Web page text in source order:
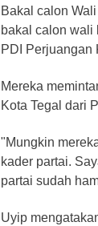
Bakal calon
bakal calon wali
PDI Perjuangan
Mereka
Kota Tegal dari
"Mungkin
kader partai.
partai sudah
Uyip